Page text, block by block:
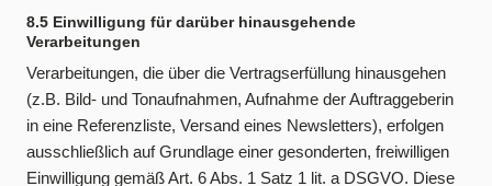
8.5 Einwilligung für darüber hinausgehende
Verarbeitungen
Verarbeitungen, die über die Vertragserfüllung hinausgehen
(z.B. Bild- und Tonaufnahmen, Aufnahme der Auftraggeberin
in eine Referenzliste, Versand eines Newsletters), erfolgen
ausschließlich auf Grundlage einer gesonderten, freiwilligen
Einwilligung gemäß Art. 6 Abs. 1 Satz 1 lit. a DSGVO. Diese